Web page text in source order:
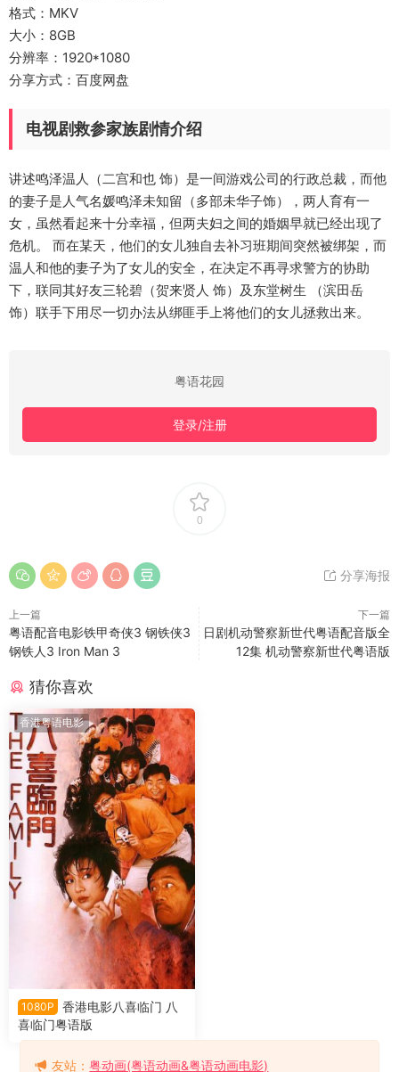
格式：MKV
大小：8GB
分辨率：1920*1080
分享方式：百度网盘
电视剧救参家族剧情介绍
讲述鸣泽温人（二宫和也 饰）是一间游戏公司的行政总裁，而他
的妻子是人气名媛鸣泽未知留（多部未华子饰），两人育有一
女，虽然看起来十分幸福，但两夫妇之间的婚姻早就已经出现了
危机。 而在某天，他们的女儿独自去补习班期间突然被绑架，而
温人和他的妻子为了女儿的安全，在决定不再寻求警方的协助
下，联同其好友三轮碧（贺来贤人 饰）及东堂树生 （滨田岳
饰）联手下用尽一切办法从绑匪手上将他们的女儿拯救出来。
粤语花园
登录/注册
0
分享海报
上一篇
粤语配音电影铁甲奇侠3 钢铁侠3
钢铁人3 Iron Man 3
下一篇
日剧机动警察新世代粤语配音版全
12集 机动警察新世代粤语版
猜你喜欢
香港粤语电影
1080P
香港电影八喜临门 八
喜临门粤语版
友站：粤动画(粤语动画&粤语动画电影)